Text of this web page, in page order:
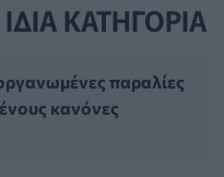
ΚΑΤΗΓΟΡΙΑ
παραλίες
κανόνες